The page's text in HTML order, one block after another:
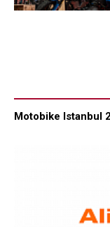
Motobike Istanbul